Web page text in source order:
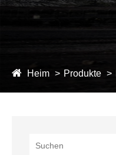
Heim Produkte